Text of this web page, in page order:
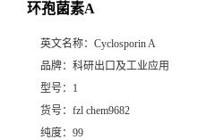
环孢菌素A
英文名称： Cyclosporin A
品牌： 科研出口及工业应用
型号： 1
货号： fzl chem9682
纯度： 99